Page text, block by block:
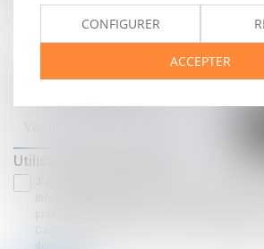
Utilisation des données
CATALOGUE MODELES CDJ et/ou Maître
CONFIGURER
ACCEPTER